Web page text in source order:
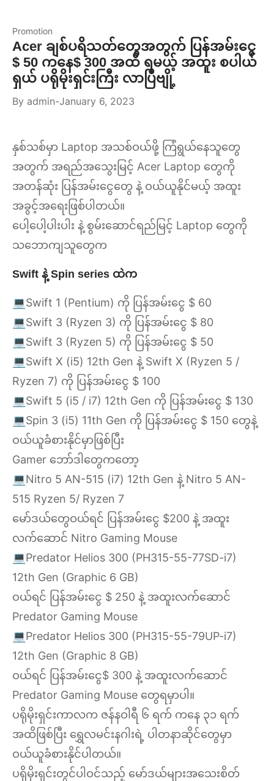
Promotion
Acer ချစ်ပရိသတ်တွေအတွက် ပြန်အမ်းငွေ
$ 50 ကနေ$ 300 အထိ ရမယ့် အထူး စပါယ်
ရှယ် ပရိုမိုးရှင်းကြီး လာပြီဗျို့
By admin January 6, 2023
နှစ်သစ်မှာ Laptop အသစ်ဝယ်ဖို့ ကြံရွယ်နေသူတွေ
အတွက် အရည်အသွေးမြင့် Acer Laptop တွေကို
အတန်ဆုံး ပြန်အမ်းငွေတွေ နဲ့ ဝယ်ယူနိုင်မယ့် အထူး
အခွင့်အရေးဖြစ်ပါတယ်။
ပေါ့ပေါ့ပါးပါး နဲ့ စွမ်းဆောင်ရည်မြင့် Laptop တွေကို
သဘောကျသူတွေက
Swift နဲ့ Spin series ထဲက
💻Swift 1 (Pentium) ကို ပြန်အမ်းငွေ $ 60
💻Swift 3 (Ryzen 3) ကို ပြန်အမ်းငွေ $ 80
💻Swift 3 (Ryzen 5) ကို ပြန်အမ်းငွေ $ 50
💻Swift X (i5) 12th Gen နဲ့ Swift X (Ryzen 5 /
Ryzen 7) ကို ပြန်အမ်းငွေ $ 100
💻Swift 5 (i5 / i7) 12th Gen ကို ပြန်အမ်းငွေ $ 130
💻Spin 3 (i5) 11th Gen ကို ပြန်အမ်းငွေ $ 150 တွေနဲ့
ဝယ်ယူခံစားနိုင်မှာဖြစ်ပြီး
Gamer ဘော်ဒါတွေကတော့
💻Nitro 5 AN-515 (i7) 12th Gen နဲ့ Nitro 5 AN-
515 Ryzen 5/ Ryzen 7
မော်ဒယ်တွေဝယ်ရင် ပြန်အမ်းငွေ $200 နဲ့ အထူး
လက်ဆောင် Nitro Gaming Mouse
💻Predator Helios 300 (PH315-55-77SD-i7)
12th Gen (Graphic 6 GB)
ဝယ်ရင် ပြန်အမ်းငွေ $ 250 နဲ့ အထူးလက်ဆောင်
Predator Gaming Mouse
💻Predator Helios 300 (PH315-55-79UP-i7)
12th Gen (Graphic 8 GB)
ဝယ်ရင် ပြန်အမ်းငွေ$ 300 နဲ့ အထူးလက်ဆောင်
Predator Gaming Mouse တွေရမှာပါ။
ပရိုမိုးရှင်းကာလက ဇန်နဝါရီ ၆ ရက် ကနေ ၃၁ ရက်
အထိဖြစ်ပြီး ရွှေလမင်းနဂါးရဲ့ ပါတနာဆိုင်တွေမှာ
ဝယ်ယူခံစားနိုင်ပါတယ်။
ပရိုမိုးရှင်းတွင်ပါဝင်သည့် မော်ဒယ်များအသေးစိတ်